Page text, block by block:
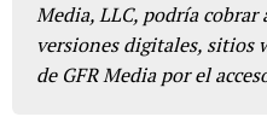
Media, LLC, podría cobrar
versiones digitales, sitios
de GFR Media por el